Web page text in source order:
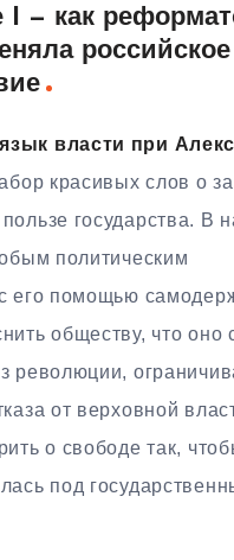
I — как
российское
власти при
красивых слов о
государства. В
политическим
его помощью
обществу, что оно
революции,
от верховной
о свободе так,
под